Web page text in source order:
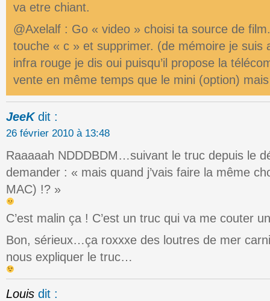
va etre chiant.
@Axelalf : Go « video » choisi ta source de
touche « c » et supprimer. (de mémoire je suis
infra rouge je dis oui puisqu’il propose la
vente en même temps que le mini (option)
JeeK dit :
26 février 2010 à 13:48
Raaaaah NDDDBDM…suivant le truc depuis le
demander : « mais quand j’vais faire la même
MAC) !? »
C’est malin ça ! C’est un truc qui va me couter
Bon, sérieux…ça roxxxe des loutres de mer
nous expliquer le truc…
Louis dit :